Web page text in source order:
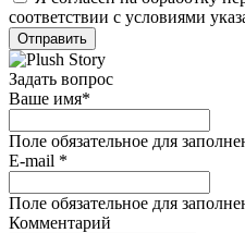
соответствии с условиями
Отправить
Задать вопрос
Ваше имя*
Поле обязательное для
E-mail *
Поле обязательное для
Комментарий